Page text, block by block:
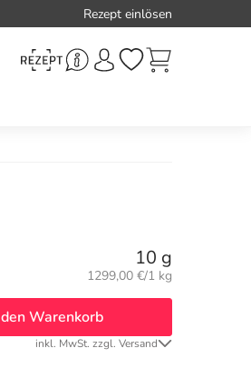
Rezept einlösen
10 g
Grundpreis:
1299,00 €/1 kg
Warenkorb
inkl. MwSt. zzgl. Versand